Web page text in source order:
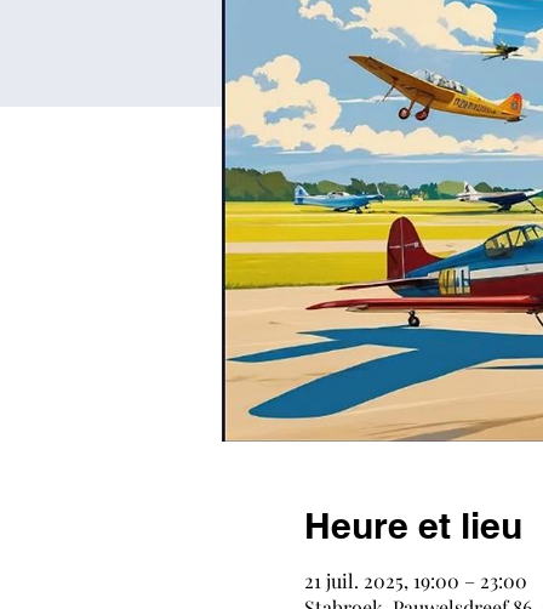
Heure et lieu
21 juil. 2025, 19:00 – 23:00